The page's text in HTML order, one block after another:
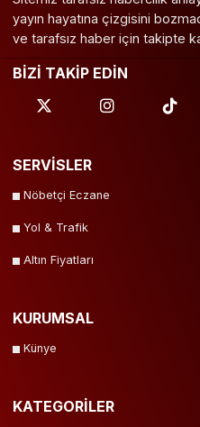
yayın hayatına çizgisini
ve tarafsız haber için takipte
BİZİ TAKİP EDİN
SERVİSLER
Nöbetçi Eczane
Yol & Trafik
Altın Fiyatları
KURUMSAL
Künye
KATEGORİLER